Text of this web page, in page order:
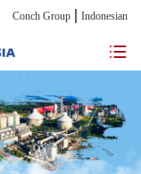
Conch Group Indonesian